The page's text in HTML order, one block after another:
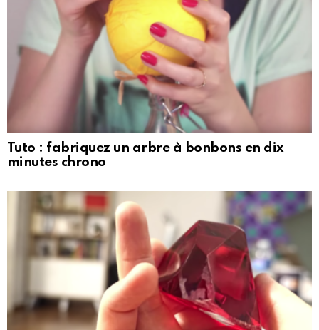
Tuto : fabriquez un arbre à bonbons en dix
minutes chrono